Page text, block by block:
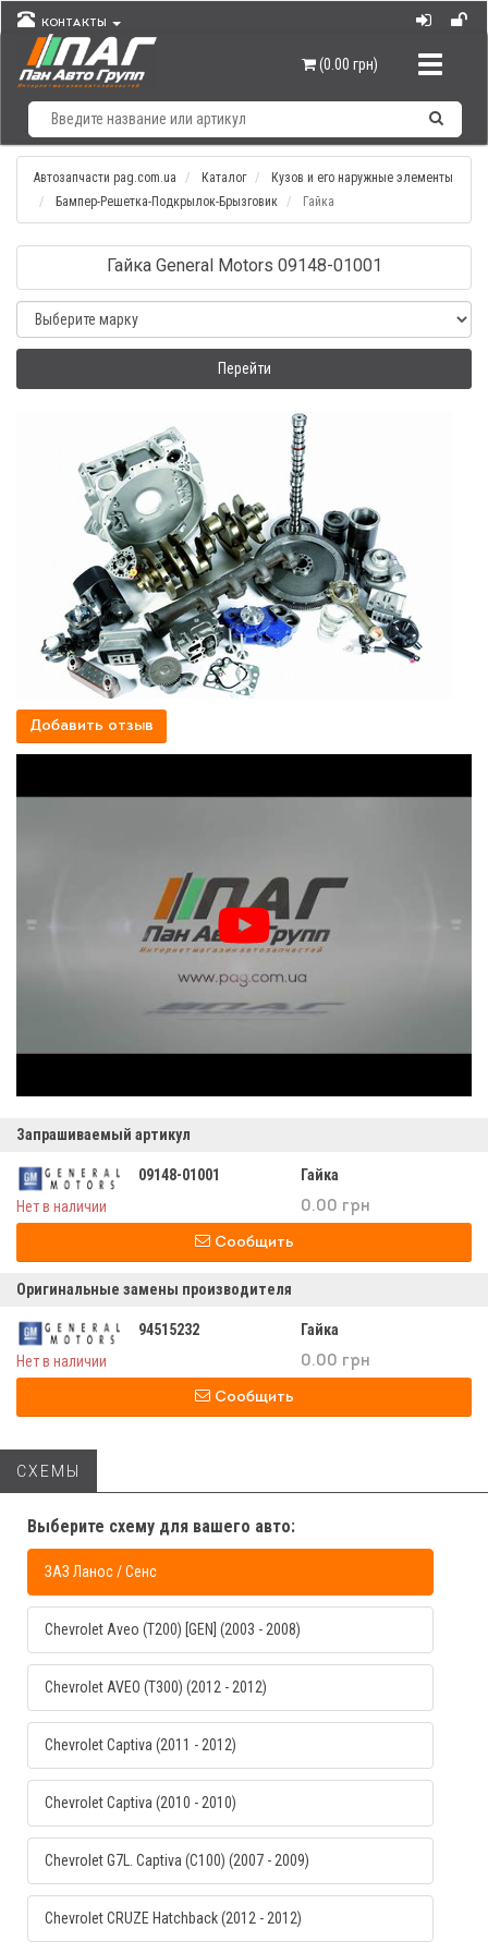
КОНТАКТЫ
(0.00 грн)
Автозапчасти pag.com.ua Каталог
Кузов и его наружные элементы
Бампер-Решетка-Подкрылок-Брызговик
Гайка
Гайка General Motors 09148-01001
Перейти
Добавить отзыв
Запрашиваемый артикул
09148-01001
Гайка
Нет в наличии
0.00 грн
Сообщить
Оригинальные замены производителя
94515232
Гайка
Нет в наличии
0.00 грн
Сообщить
СХЕМЫ
Выберите схему для вашего авто:
ЗАЗ Ланос / Сенс
Chevrolet Aveo (T200) [GEN] (2003 - 2008)
Chevrolet AVEO (T300) (2012 - 2012)
Chevrolet Captiva (2011 - 2012)
Chevrolet Captiva (2010 - 2010)
Chevrolet G7L. Captiva (C100) (2007 - 2009)
Chevrolet CRUZE Hatchback (2012 - 2012)